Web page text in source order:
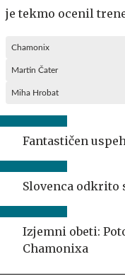
je tekmo ocenil
Chamonix
Martin Čater
Miha Hrobat
Fantastičen
Slovenca odkrito
Izjemni obeti:
Chamonixa